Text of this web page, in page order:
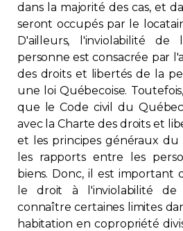
FAQ
Zone Membres
Français
Contact
dans la majorité des cas, et
seront occupés par le
D'ailleurs, l'inviolabilité
personne est consacrée par
des droits et libertés de la
une loi Québecoise.
que le Code civil du
avec la Charte des droits et
et les principes généraux du
les rapports entre les
biens. Donc, il est important
le droit à l'inviolabilité
connaître certaines limites
habitation en copropriété